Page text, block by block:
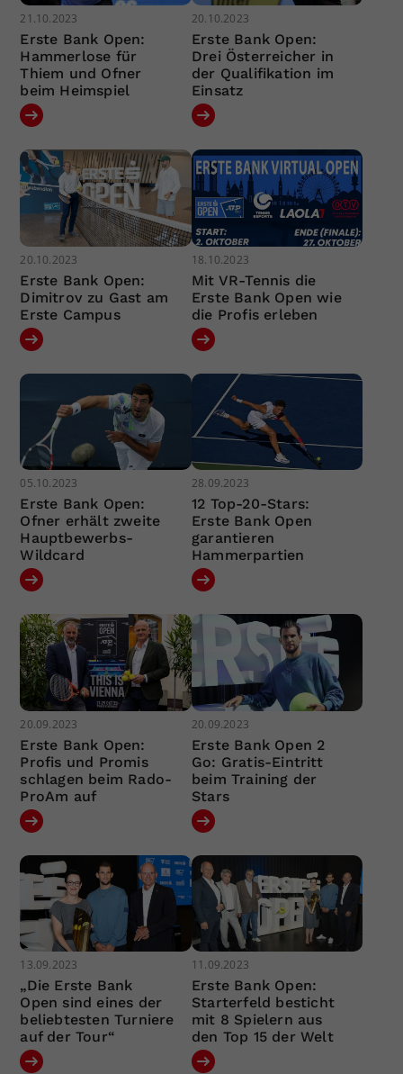
21.10.2023
Erste Bank Open:
Hammerlose für
Thiem und Ofner
beim Heimspiel
20.10.2023
Erste Bank Open:
Drei Österreicher in
der Qualifikation im
Einsatz
20.10.2023
Erste Bank Open:
Dimitrov zu Gast am
Erste Campus
18.10.2023
Mit VR-Tennis die
Erste Bank Open wie
die Profis erleben
05.10.2023
Erste Bank Open:
Ofner erhält zweite
Hauptbewerbs-
Wildcard
28.09.2023
12 Top-20-Stars:
Erste Bank Open
garantieren
Hammerpartien
20.09.2023
Erste Bank Open:
Profis und Promis
schlagen beim Rado-
ProAm auf
20.09.2023
Erste Bank Open 2
Go: Gratis-Eintritt
beim Training der
Stars
13.09.2023
„Die Erste Bank
Open sind eines der
beliebtesten Turniere
auf der Tour“
11.09.2023
Erste Bank Open:
Starterfeld besticht
mit 8 Spielern aus
den Top 15 der Welt